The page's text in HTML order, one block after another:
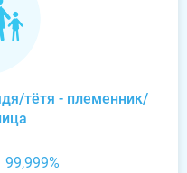
тётя - племенник/
99,999%